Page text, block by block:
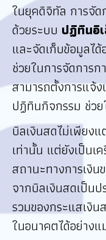
ในยุคดิจิทัล การจั
ด้วยระบบ ปฏิทินอิ
และจัดเก็บข้อมูลได้
ช่วยในการจัดการ
สามารถตั้งการแจ้ง
ปฏิทินกิจกรรม ช่วย
บิลเงินสดไม่เพียง
เท่านั้น แต่ยังเป็นเ
สถานะทางการเงิ
จากบิลเงินสดเป็น
รวมของกระแสเงิน
ในอนาคตได้อย่างแ